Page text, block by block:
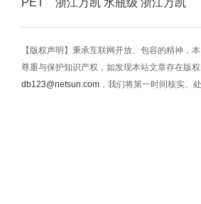
PET 浙江万凯 水瓶级 浙江万凯
【版权声明】秉承互联网开放、包容的精神，
尊重与保护知识产权，如发现本站文章存在版
db123@netsun.com ，我们将第一时间核实、处